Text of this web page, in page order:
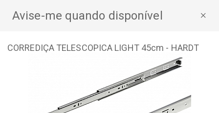
Avise-me quando disponível ×
CORREDIÇA TELESCOPICA LIGHT 45cm - HARDT